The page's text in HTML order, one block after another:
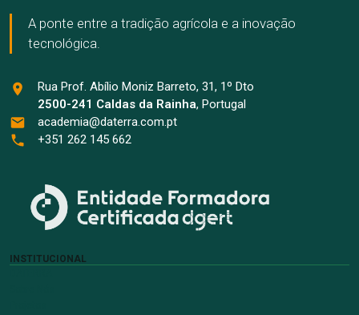
A ponte entre a tradição agrícola e a inovação
tecnológica.
Rua Prof. Abílio Moniz Barreto, 31, 1º Dto
2500-241 Caldas da Rainha, Portugal
academia@daterra.com.pt
+351 262 145 662
INSTITUCIONAL